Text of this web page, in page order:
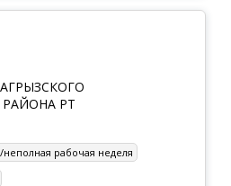
РТ
рабочая неделя